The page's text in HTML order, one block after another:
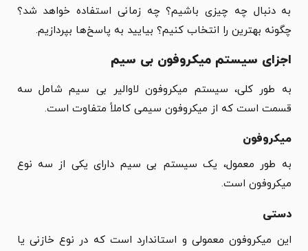
به دنبال چه چیزی باشیم؟ چه زمانی استفاده خواهد شد؟
چگونه بهترین را انتخاب کنیم؟ بیایید به پاسخ‌ها بپردازیم.
اجزای سیستم میکروفون بی سیم
به طور کلی، سیستم میکروفون لاوالیر بی سیم شامل سه
قسمت است که از میکروفون سیمی کاملاً متفاوت است.
میکروفون
به طور معمول، یک سیستم بی سیم دارای یکی از سه نوع
میکروفون است.
دستی
این میکروفون معمولی و استاندارد است که در نوع خازنی یا